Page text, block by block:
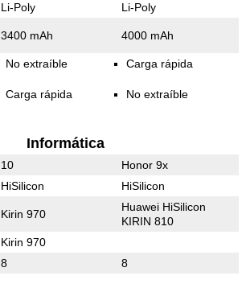
Li-Poly Li-Poly
3400 mAh 4000 mAh
No extraíble
Carga rápida
Carga rápida
No extraíble
Informática
10 Honor 9x
HiSilicon HiSilicon
Kirin 970
Huawei HiSilicon
KIRIN 810
Kirin 970
8 8